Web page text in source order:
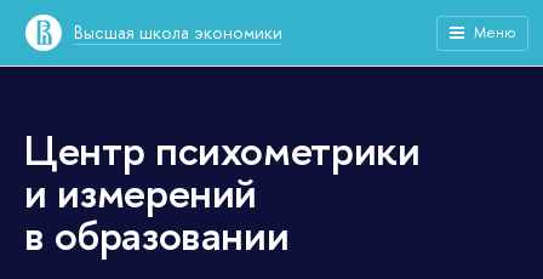
Высшая школа экономики Меню
Центр психометрики
и измерений
в образовании